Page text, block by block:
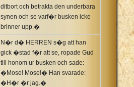
ditbort och betrakta den underbara
synen och se varf�r busken icke
brinner upp.�
N�r d� HERREN s�g att han
gick �stad f�r att se, ropade Gud
till honom ur busken och sade:
�Mose! Mose!� Han svarade:
�H�r �r jag.�